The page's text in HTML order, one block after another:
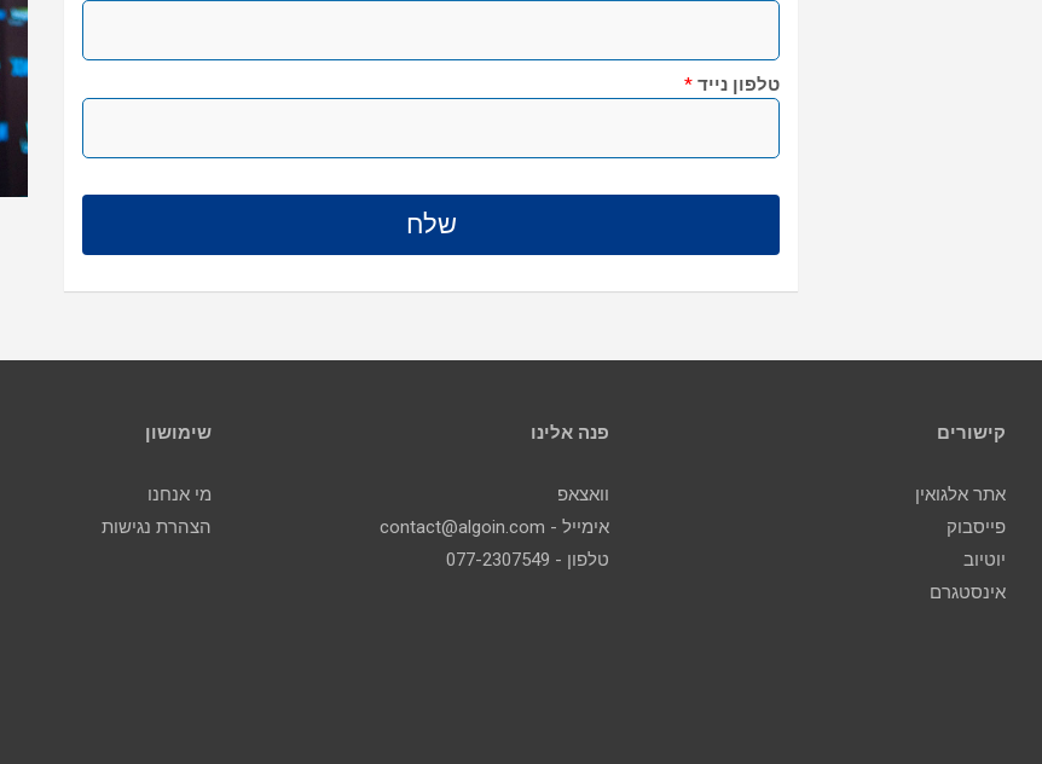
טלפון נייד *
קישורים
אתר אלגואין
פייסבוק
יוטיוב
אינסטגרם
פנה אלינו
וואצאפ
אימייל - contact@algoin.com
טלפון - 077-2307549
שימושון
מי אנחנו
הצהרת נגישות